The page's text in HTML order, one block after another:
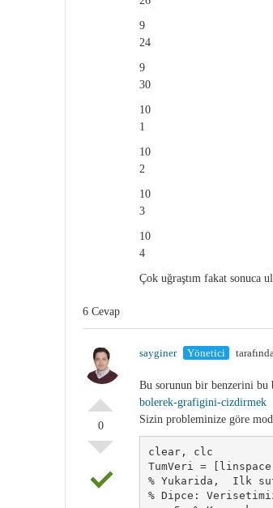
9
24
9
30
10
1
10
2
10
3
10
4
Çok uğraştım fakat sonuca
6 Cevap
0
sayginer Yönetici
Bu sorunun bir benzerini bu
bolerek-grafigini-cizdirmek
Sizin probleminize göre
clear, clc
TumVeri =
% Yukarida,  Ilk
% Dipce: